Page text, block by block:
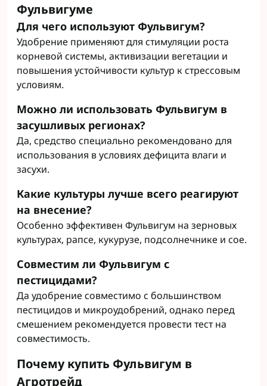
Фульвигуме
Для чего используют Фульвигум?
Удобрение применяют для стимуляции роста
корневой системы, активизации вегетации и
повышения устойчивости культур к стрессовым
условиям.
Можно ли использовать Фульвигум в
засушливых регионах?
Да, средство специально рекомендовано для
использования в условиях дефицита влаги и
засухи.
Какие культуры лучше всего реагируют
на внесение?
Особенно эффективен Фульвигум на зерновых
культурах, рапсе, кукурузе, подсолнечнике и сое.
Совместим ли Фульвигум с
пестицидами?
Да удобрение совместимо с большинством
пестицидов и микроудобрений, однако перед
смешением рекомендуется провести тест на
совместимость.
Почему купить Фульвигум в
Агротрейд